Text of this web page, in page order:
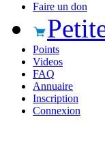
Faire un don
Points
Videos
FAQ
Annuaire
Inscription
Connexion